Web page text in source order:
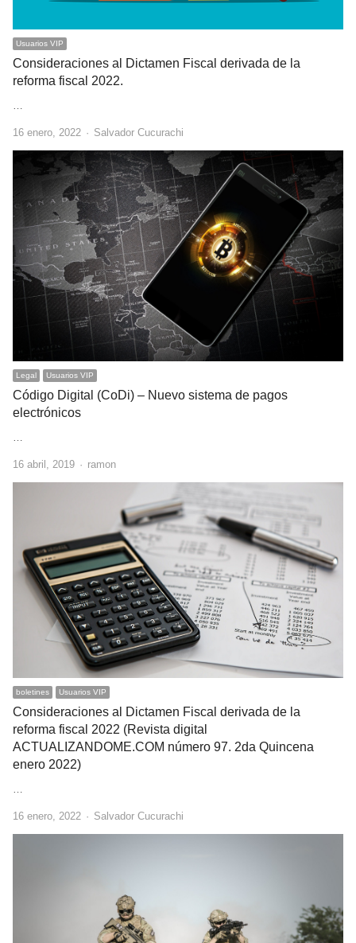
Usuarios VIP
Consideraciones al Dictamen Fiscal derivada de la
reforma fiscal 2022.
16 enero, 2022 Author
Salvador Cucurachi
Legal Usuarios VIP
Código Digital (CoDi) – Nuevo sistema de pagos
electrónicos
…
16 abril, 2019 Author
ramon
boletines Usuarios VIP
Consideraciones al Dictamen Fiscal derivada de la
reforma fiscal 2022 (Revista digital
ACTUALIZANDOME.COM número 97. 2da Quincena
enero 2022)
16 enero, 2022 Author
Salvador Cucurachi